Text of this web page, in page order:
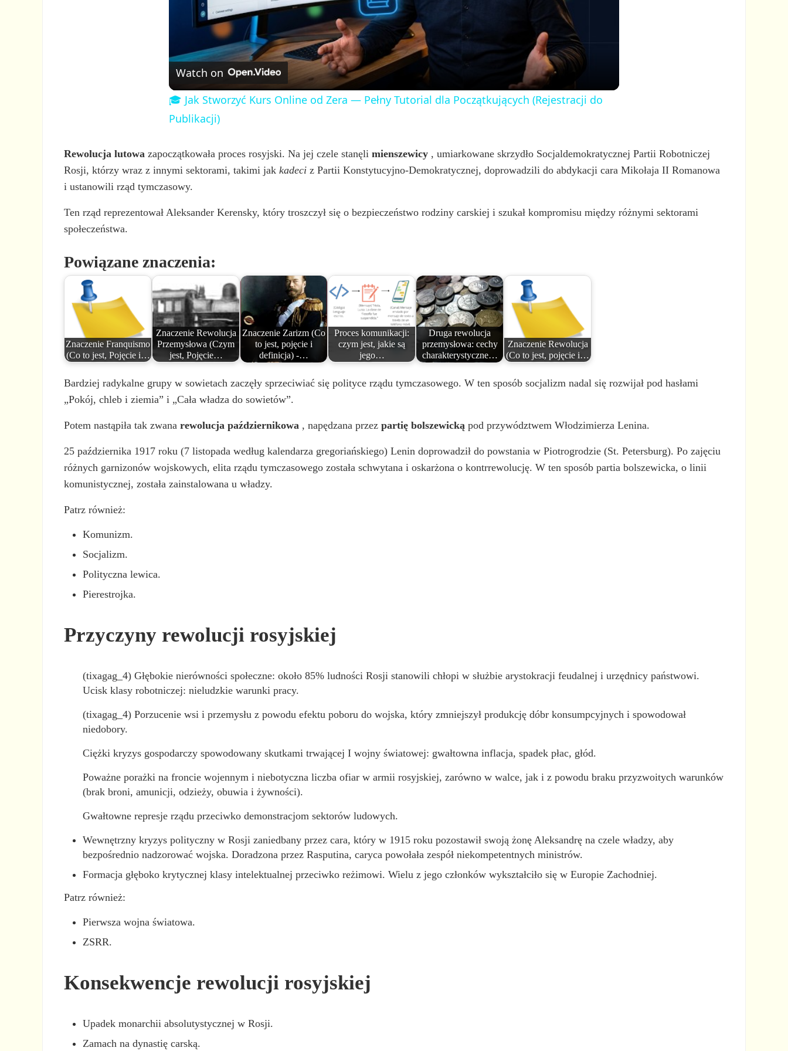
l
a
y
i
Watch on
🎓 Jak Stworzyć Kurs Online od Zera — Pełny Tutorial dla Początkujących (Rejestracji do
Publikacji)
Rewolucja lutowa zapoczątkowała proces rosyjski. Na jej czele stanęlimienszewicy , umiarkowane skrzydło Socjaldemokratycznej Partii Robotniczej
Rosji, którzy wraz z innymi sektorami, takimi jakkadeci z Partii Konstytucyjno-Demokratycznej, doprowadzili do abdykacji cara Mikołaja II Romanowa
i ustanowili rząd tymczasowy.
Ten rząd reprezentował Aleksander Kerensky, który troszczył się o bezpieczeństwo rodziny carskiej i szukał kompromisu między różnymi sektorami
społeczeństwa.
Powiązane znaczenia:
Znaczenie Franquismo
(Co to jest, Pojęcie i…
Znaczenie Rewolucja
Przemysłowa (Czym
jest, Pojęcie…
Znaczenie Zarizm (Co
to jest, pojęcie i
definicja) -…
Proces komunikacji:
czym jest, jakie są
jego…
Druga rewolucja
przemysłowa: cechy
charakterystyczne…
Znaczenie Rewolucja
(Co to jest, pojęcie i…
Bardziej radykalne grupy w sowietach zaczęły sprzeciwiać się polityce rządu tymczasowego. W ten sposób socjalizm nadal się rozwijał pod hasłami
„Pokój, chleb i ziemia” i „Cała władza do sowietów”.
Potem nastąpiła tak zwanarewolucja październikowa , napędzana przezpartię bolszewicką pod przywództwem Włodzimierza Lenina.
25 października 1917 roku (7 listopada według kalendarza gregoriańskiego) Lenin doprowadził do powstania w Piotrogrodzie (St. Petersburg). Po zajęciu
różnych garnizonów wojskowych, elita rządu tymczasowego została schwytana i oskarżona o kontrrewolucję. W ten sposób partia bolszewicka, o linii
komunistycznej, została zainstalowana u władzy.
Patrz również:
Komunizm.
Socjalizm.
Polityczna lewica.
Pierestrojka.
Przyczyny rewolucji rosyjskiej
(tixagag_4) Głębokie nierówności społeczne: około 85% ludności Rosji stanowili chłopi w służbie arystokracji feudalnej i urzędnicy państwowi.
Ucisk klasy robotniczej: nieludzkie warunki pracy.
(tixagag_4) Porzucenie wsi i przemysłu z powodu efektu poboru do wojska, który zmniejszył produkcję dóbr konsumpcyjnych i spowodował
niedobory.
Ciężki kryzys gospodarczy spowodowany skutkami trwającej I wojny światowej: gwałtowna inflacja, spadek płac, głód.
Poważne porażki na froncie wojennym i niebotyczna liczba ofiar w armii rosyjskiej, zarówno w walce, jak i z powodu braku przyzwoitych warunków
(brak broni, amunicji, odzieży, obuwia i żywności).
Gwałtowne represje rządu przeciwko demonstracjom sektorów ludowych.
Wewnętrzny kryzys polityczny w Rosji zaniedbany przez cara, który w 1915 roku pozostawił swoją żonę Aleksandrę na czele władzy, aby
bezpośrednio nadzorować wojska. Doradzona przez Rasputina, caryca powołała zespół niekompetentnych ministrów.
Formacja głęboko krytycznej klasy intelektualnej przeciwko reżimowi. Wielu z jego członków wykształciło się w Europie Zachodniej.
Patrz również:
Pierwsza wojna światowa.
ZSRR.
Konsekwencje rewolucji rosyjskiej
Upadek monarchii absolutystycznej w Rosji.
Zamach na dynastię carską.